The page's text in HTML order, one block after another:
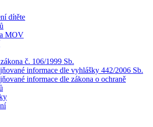
dítěte
MOV
č. 106/1999 Sb.
informace dle vyhlášky 442/2006 Sb.
informace dle zákona o ochraně